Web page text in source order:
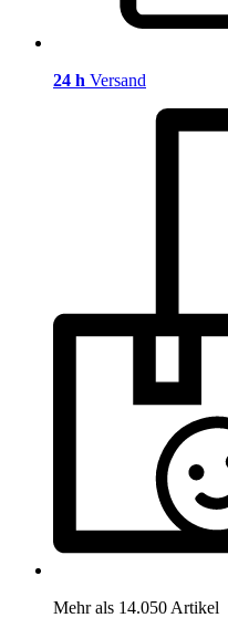
24 h Versand
Mehr als 14.050 Artikel